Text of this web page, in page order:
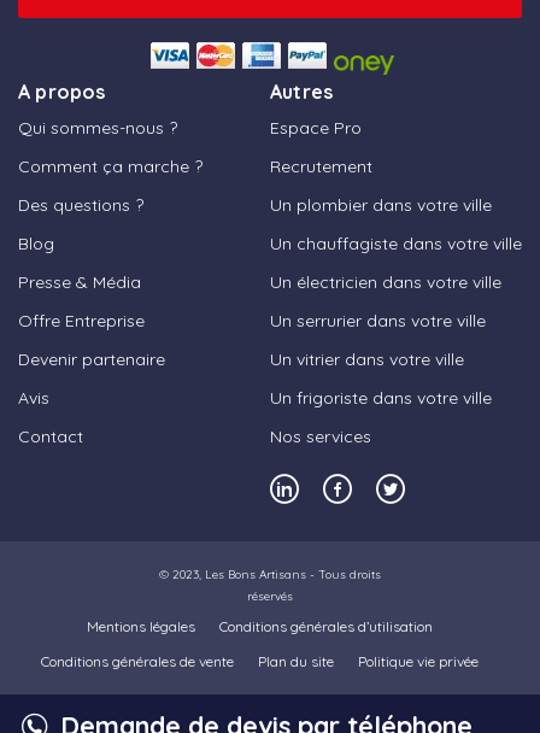
A propos
Qui sommes-nous ?
Comment ça marche ?
Des questions ?
Blog
Presse & Média
Offre Entreprise
Devenir partenaire
Avis
Contact
Autres
Espace Pro
Recrutement
Un plombier dans votre ville
Un chauffagiste dans votre ville
Un électricien dans votre ville
Un serrurier dans votre ville
Un vitrier dans votre ville
Un frigoriste dans votre ville
Nos services
© 2023, Les Bons Artisans - Tous droits
réservés
Mentions légales
Conditions générales d’utilisation
Conditions générales de vente
Plan du site Politique vie privée
Demande de devis par téléphone